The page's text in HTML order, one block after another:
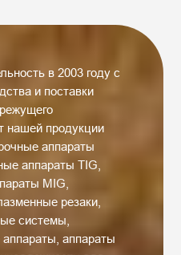
в 2003 году с
и поставки
нашей продукции
аппараты
аппараты TIG,
MIG,
резаки,
системы,
аппараты